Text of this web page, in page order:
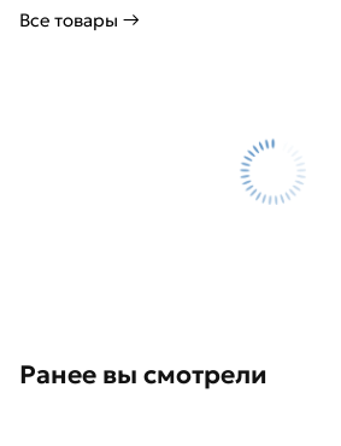
Все товары →
Ранее вы смотрели